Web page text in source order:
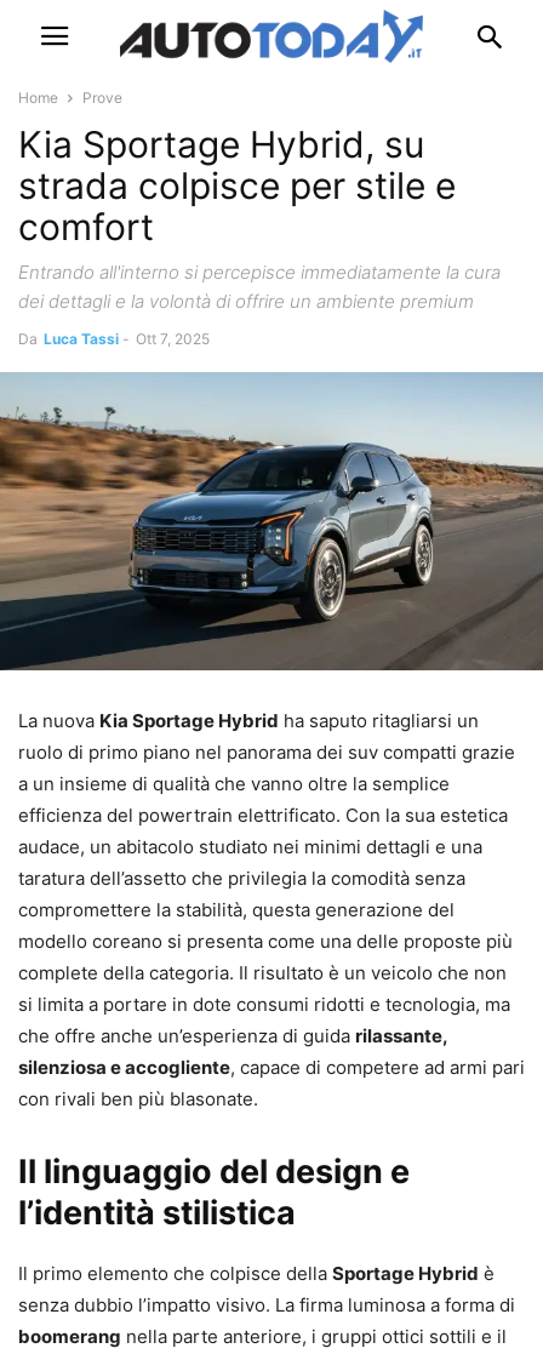
Home Prove
Kia Sportage Hybrid, su
strada colpisce per stile e
comfort
Entrando all'interno si percepisce immediatamente la cura
dei dettagli e la volontà di offrire un ambiente premium
Da Luca Tassi - Ott 7, 2025
La nuova Kia Sportage Hybrid ha saputo ritagliarsi un
ruolo di primo piano nel panorama dei suv compatti grazie
a un insieme di qualità che vanno oltre la semplice
efficienza del powertrain elettrificato. Con la sua estetica
audace, un abitacolo studiato nei minimi dettagli e una
taratura dell’assetto che privilegia la comodità senza
compromettere la stabilità, questa generazione del
modello coreano si presenta come una delle proposte più
complete della categoria. Il risultato è un veicolo che non
si limita a portare in dote consumi ridotti e tecnologia, ma
che offre anche un’esperienza di guida rilassante,
silenziosa e accogliente, capace di competere ad armi pari
con rivali ben più blasonate.
Il linguaggio del design e
l’identità stilistica
Il primo elemento che colpisce della Sportage Hybrid è
senza dubbio l’impatto visivo. La firma luminosa a forma di
boomerang nella parte anteriore, i gruppi ottici sottili e il